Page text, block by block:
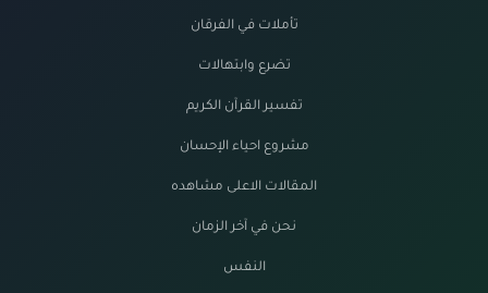
تأملات في الفرقان
تضرع وابتهالات
تفسير القرآن الكريم
مشروع احياء الإحسان
المقالات الاعلى مشاهده
نحن في آخر الزمان
النفس